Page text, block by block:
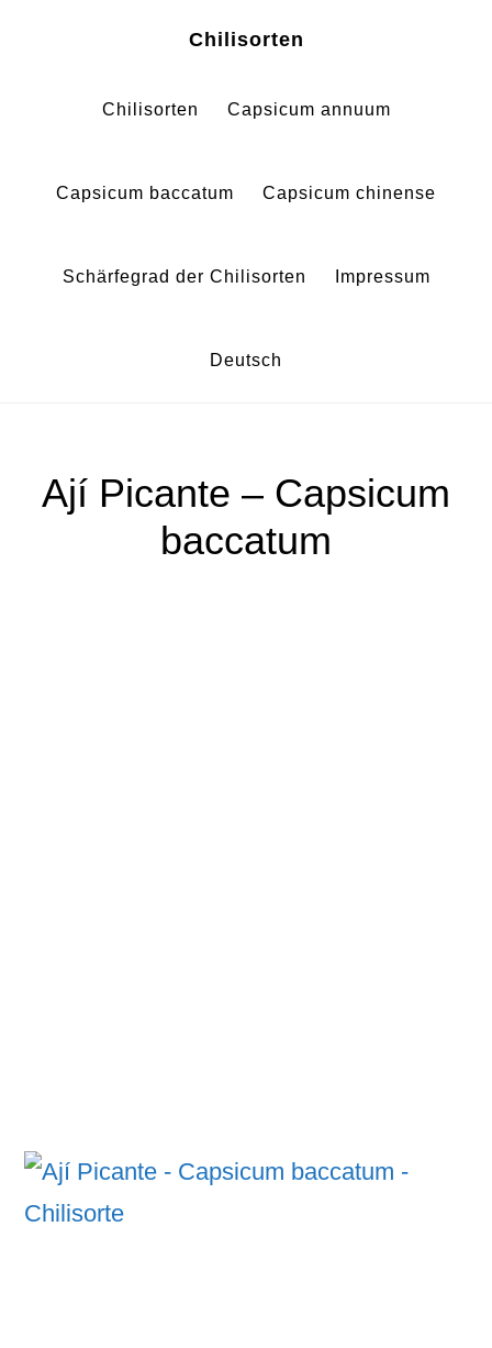
Chilisorten
Chilisorten Capsicum annuum
Capsicum baccatum Capsicum chinense
Schärfegrad der Chilisorten Impressum
Deutsch
Ají Picante – Capsicum
baccatum